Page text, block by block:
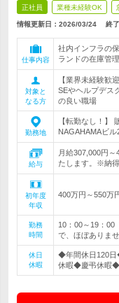
正社員 業種未経験OK
情報更新日：2026/03/24 終
仕事内容
社内インフラの
ランドの在庫管
対象と
なる方
【業界未経験
SEやヘルプデス
の良い職場
勤務地
【転勤なし！】
NAGAHAMAビ
給与
月給307,000円
たします。※納
初年度
年収
400万円～550万
勤務
時間
10：00～19：
で、ほぼありませ
休日
休暇
◆年間休日120
休暇◆慶弔休暇◆